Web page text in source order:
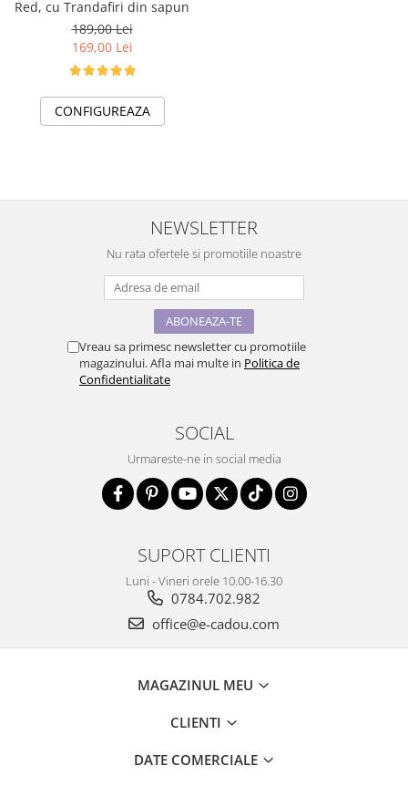
Red, cu Trandafiri din sapun
189,00 Lei
169,00 Lei
CONFIGUREAZA
NEWSLETTER
Nu rata ofertele si promotiile noastre
Vreau sa primesc newsletter cu promotiile
magazinului. Afla mai multe in Politica de
Confidentialitate
SOCIAL
Urmareste-ne in social media
SUPORT CLIENTI
Luni - Vineri orele 10.00-16.30
0784.702.982
office@e-cadou.com
MAGAZINUL MEU
CLIENTI
DATE COMERCIALE